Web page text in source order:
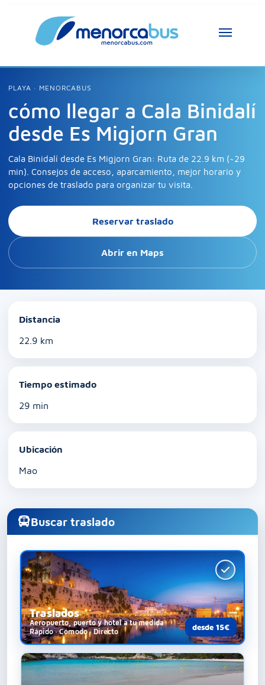
PLAYA · MENORCABUS
cómo llegar a Cala Binidalí
desde Es Migjorn Gran
Cala Binidalí desde Es Migjorn Gran: Ruta de 22.9 km (~29
min). Consejos de acceso, aparcamiento, mejor horario y
opciones de traslado para organizar tu visita.
Reservar traslado
Abrir en Maps
Distancia
22.9 km
Tiempo estimado
29 min
Ubicación
Mao
Buscar traslado
Traslados
Aeropuerto, puerto y hotel a tu medida
Rápido · Cómodo · Directo
desde 15€
MenorcaBus Assistant
Hola, soy el asistente de MenorcaBus. ¿En
qué puedo ayudarte?